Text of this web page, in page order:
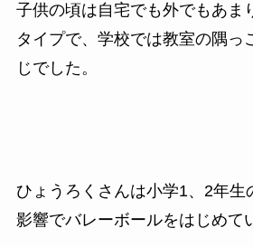
子供の頃は自宅でも外でもあま
タイプで、学校では教室の隅っ
じでした。
ひょうろくさんは小学1、2年生
影響でバレーボールをはじめて